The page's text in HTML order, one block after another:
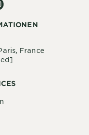
France